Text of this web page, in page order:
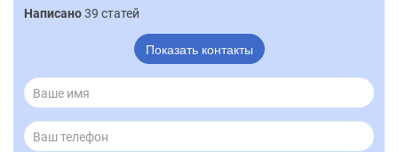
Написано39 статей
Показать контакты